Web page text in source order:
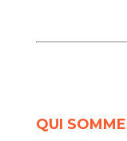
QUI